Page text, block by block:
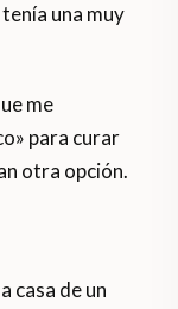
una muy
me
para curar
otra opción.
casa de un